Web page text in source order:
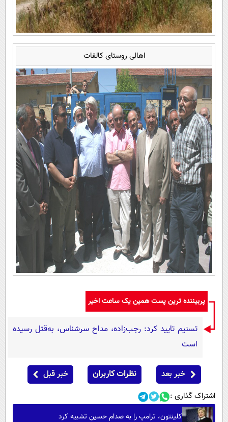
اهالی روستای کالفات
پربیننده ترین پست همین یک ساعت اخیر
تسنیم تایید کرد: رجب‌زاده، مداح سرشناس، به‌قتل رسیده
است
خبر بعد نظرات کاربران خبر قبل
اشتراک گذاری :
کلینتون، ترامپ را به صدام حسین تشبیه کرد